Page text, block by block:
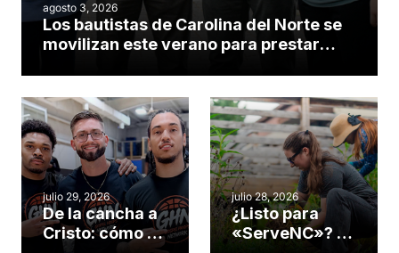
agosto 3, 2026
Los bautistas de Carolina del Norte se
movilizan este verano para prestar
julio 29, 2026
De la cancha a
Cristo: cómo el
julio 28, 2026
¿Listo para
«ServeNC»? 4